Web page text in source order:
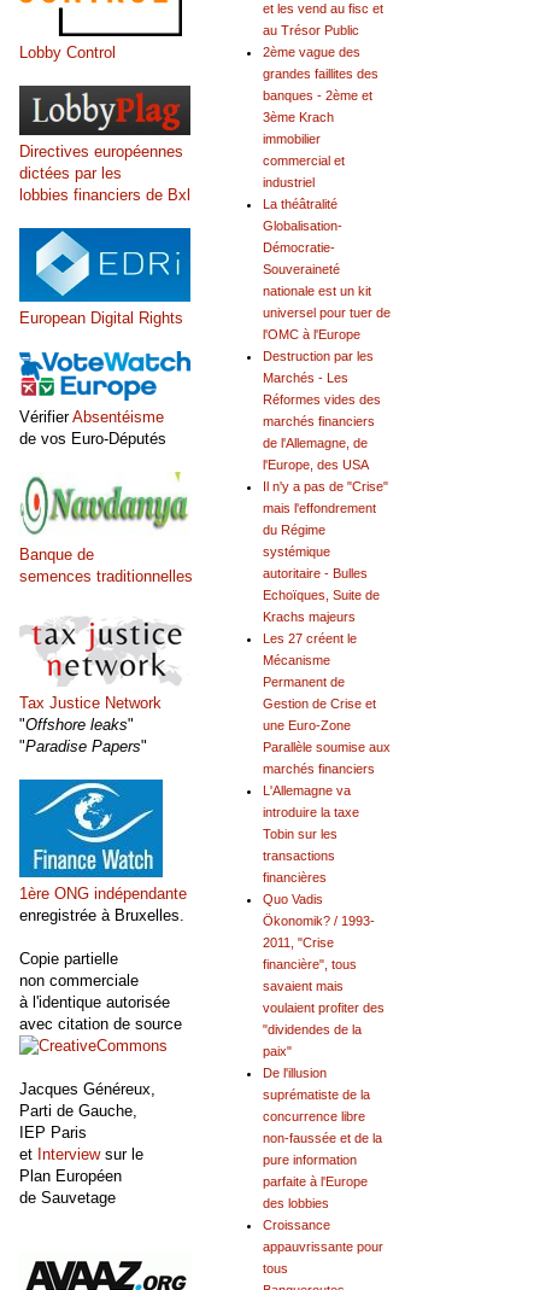
et les vend au fisc et
au Trésor Public
2ème vague des
grandes faillites des
banques - 2ème et
3ème Krach
immobilier
commercial et
industriel
La théâtralité
Globalisation-
Démocratie-
Souveraineté
nationale est un kit
universel pour tuer de
l'OMC à l'Europe
Destruction par les
Marchés - Les
Réformes vides des
marchés financiers
de l'Allemagne, de
l'Europe, des USA
Il n'y a pas de "Crise"
mais l'effondrement
du Régime
systémique
autoritaire - Bulles
Echoïques, Suite de
Krachs majeurs
Les 27 créent le
Mécanisme
Permanent de
Gestion de Crise et
une Euro-Zone
Parallèle soumise aux
marchés financiers
L'Allemagne va
introduire la taxe
Tobin sur les
transactions
financières
Quo Vadis
Ökonomik? / 1993-
2011, "Crise
financière", tous
savaient mais
voulaient profiter des
"dividendes de la
paix"
De l'illusion
suprématiste de la
concurrence libre
non-faussée et de la
pure information
parfaite à l'Europe
des lobbies
Croissance
appauvrissante pour
tous
Lobby Control
Directives européennes
dictées par les
lobbies financiers de Bxl
European Digital Rights
VérifierAbsentéisme
de vos Euro-Députés
Banque de
semences traditionnelles
Tax Justice Network
"Offshore leaks"
"Paradise Papers"
1ère ONG indépendante
enregistrée à Bruxelles.
Copie partielle
non commerciale
à l'identique autorisée
avec citation de source
Jacques Généreux,
Parti de Gauche,
IEP Paris
et Interviewsur le
Plan Européen
de Sauvetage